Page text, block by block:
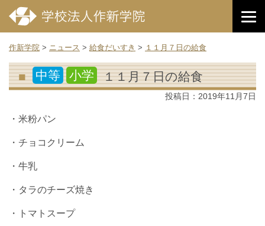
作新学院 > ニュース > 給食だいすき > １１月７日の給食
中等 小学 １１月７日の給食
投稿日： 2019年11月7日
・米粉パン
・チョコクリーム
・牛乳
・タラのチーズ焼き
・トマトスープ